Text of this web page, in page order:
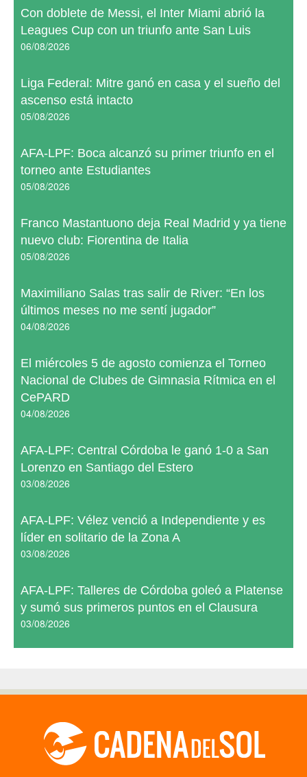
Con doblete de Messi, el Inter Miami abrió la
Leagues Cup con un triunfo ante San Luis
06/08/2026
Liga Federal: Mitre ganó en casa y el sueño del
ascenso está intacto
05/08/2026
AFA-LPF: Boca alcanzó su primer triunfo en el
torneo ante Estudiantes
05/08/2026
Franco Mastantuono deja Real Madrid y ya tiene
nuevo club: Fiorentina de Italia
05/08/2026
Maximiliano Salas tras salir de River: “En los
últimos meses no me sentí jugador”
04/08/2026
El miércoles 5 de agosto comienza el Torneo
Nacional de Clubes de Gimnasia Rítmica en el
CePARD
04/08/2026
AFA-LPF: Central Córdoba le ganó 1-0 a San
Lorenzo en Santiago del Estero
03/08/2026
AFA-LPF: Vélez venció a Independiente y es
líder en solitario de la Zona A
03/08/2026
AFA-LPF: Talleres de Córdoba goleó a Platense
y sumó sus primeros puntos en el Clausura
03/08/2026